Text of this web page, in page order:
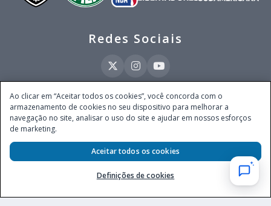
Redes Sociais
Este site é operado pela Ventmear Brasil LTDA (CNPJ 52.868.380/0001-84), com
endereço na Avenida Brigadeiro Faria Lima, nº 4.055, 3º andar, Itaim Bibi, no
Município de São Paulo, Estado de São Paulo, CEP 04538-133, Brasil - empresa
Secretaria de Prêmios e Apostas do Ministério da Fazenda, conforme Portaria nº
247, de 07.02.2025, publicada no DOU em 11.2.2025.
Ao clicar em “Aceitar todos os cookies”, você concorda com o
armazenamento de cookies no seu dispositivo para melhorar a
navegação no site, analisar o uso do site e ajudar em nossos esforços
de marketing.
Definições de cookies
Aceitar todos os cookies